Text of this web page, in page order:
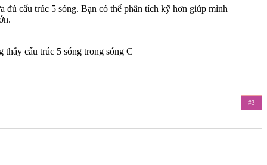
đủ cấu trúc 5 sóng. Bạn có thể phân tích kỹ hơn giúp mình
cấu trúc 5 sóng trong sóng C
#3